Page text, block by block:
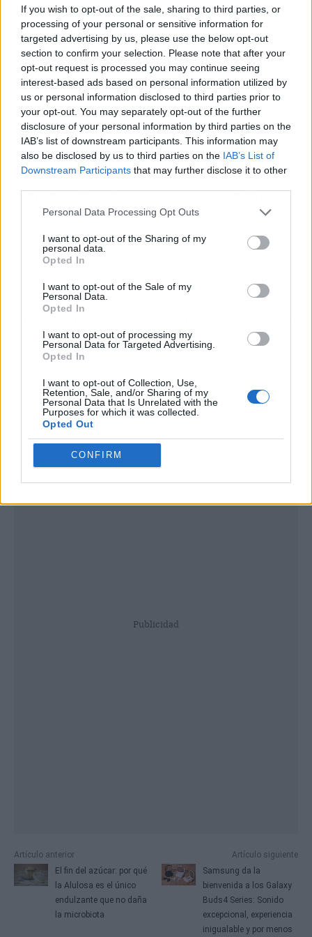
If you wish to opt-out of the sale, sharing to third parties, or
processing of your personal or sensitive information for
targeted advertising by us, please use the below opt-out
section to confirm your selection. Please note that after your
opt-out request is processed you may continue seeing
interest-based ads based on personal information utilized by
us or personal information disclosed to third parties prior to
your opt-out. You may separately opt-out of the further
disclosure of your personal information by third parties on the
IAB’s list of downstream participants. This information may
also be disclosed by us to third parties on the IAB’s List of
Downstream Participants that may further disclose it to other
Personal Data Processing Opt Outs
I want to opt-out of the Sharing of my
personal data.
Opted In
I want to opt-out of the Sale of my
Personal Data.
Opted In
I want to opt-out of processing my
Personal Data for Targeted Advertising.
Opted In
I want to opt-out of Collection, Use,
Retention, Sale, and/or Sharing of my
Personal Data that Is Unrelated with the
Purposes for which it was collected.
Opted Out
CONFIRM
La de este jueves fue la segunda sesión de las
Jornadas Gastronómicas de Grandvalira, que
en su primera cita contó con Carles Flinch, del
restaurante andorrano Can Manel, y el chef Pep
Moreno, del restaurante Deliranto, quien, al
igual que Pérez, cuenta con una Estrella
Michelin y dos Soles Repsol.
La temporada tiene todavía preparadas dos
sesiones más, ambas en formato nocturno. El
11 de marzo, el Refugi Llac de Pessons recibirá
la visita de Fran López, del restaurante Villa
Retiro de Xerta (Tarragona), también con 1
Estrella Michelin y dos Soles Repsol, reconocido
por reinterpretar la cocina tradicional del Ebro
con creatividad y producto de mercado.
El gran final de las Jornadas Gastronómicas de
Grandvalira será el 28 de marzo en Pessons con
Rafa Zafra, del restaurante Amar del Hotel
Palace de Barcelona, que en otras ocasiones ha
marinera.
Publicidad
Artículo anterior
El fin del azúcar: por qué
la Alulosa es el único
endulzante que no daña
la microbiota
Artículo siguiente
Samsung da la
bienvenida a los Galaxy
Buds4 Series: Sonido
excepcional, experiencia
inigualable y por menos